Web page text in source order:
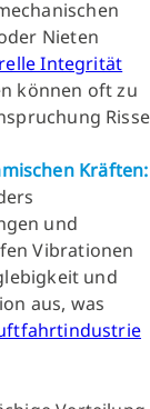
Nieten
Integrität
können oft zu
Risse
Kräften:
und
Vibrationen
und
aus, was